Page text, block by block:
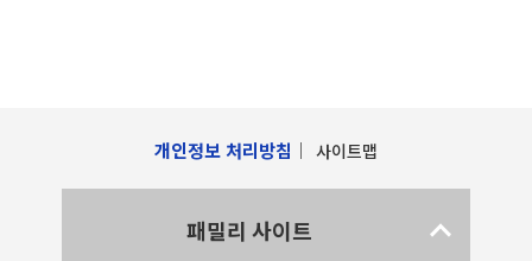
개인정보 처리방침 사이트맵
패밀리 사이트